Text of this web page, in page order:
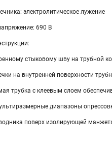
электролитическое лужение
690 В
стыковому шву на трубной
на внутренней поверхности
трубка с клеевым слоем
диапазоны
поверх изолирующей